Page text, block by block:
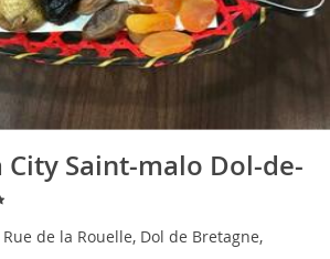
City Saint-malo Dol-de-
de la Rouelle, Dol de Bretagne,